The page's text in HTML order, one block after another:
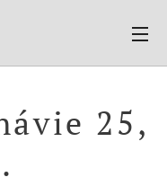
25,